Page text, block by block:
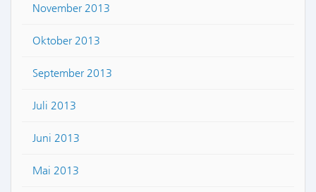
November 2013
Oktober 2013
September 2013
Juli 2013
Juni 2013
Mai 2013